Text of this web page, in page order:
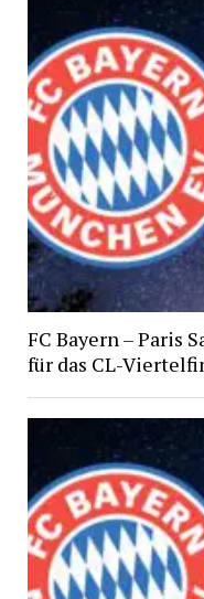
FC Bayern – Paris
für das CL-